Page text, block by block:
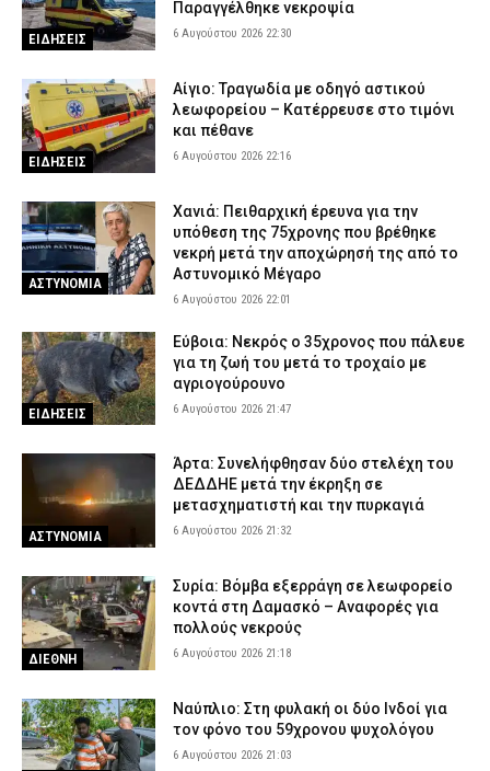
ΕΙΔΗΣΕΙΣ
Παραγγέλθηκε νεκροψία
6 Αυγούστου 2026 22:30
ΕΙΔΗΣΕΙΣ
Αίγιο: Τραγωδία με οδηγό αστικού
λεωφορείου – Κατέρρευσε στο τιμόνι
και πέθανε
6 Αυγούστου 2026 22:16
ΑΣΤΥΝΟΜΙΑ
Χανιά: Πειθαρχική έρευνα για την
υπόθεση της 75χρονης που βρέθηκε
νεκρή μετά την αποχώρησή της από το
Αστυνομικό Μέγαρο
6 Αυγούστου 2026 22:01
ΕΙΔΗΣΕΙΣ
Εύβοια: Νεκρός ο 35χρονος που πάλευε
για τη ζωή του μετά το τροχαίο με
αγριογούρουνο
6 Αυγούστου 2026 21:47
ΑΣΤΥΝΟΜΙΑ
Άρτα: Συνελήφθησαν δύο στελέχη του
ΔΕΔΔΗΕ μετά την έκρηξη σε
μετασχηματιστή και την πυρκαγιά
6 Αυγούστου 2026 21:32
ΔΙΕΘΝΗ
Συρία: Βόμβα εξερράγη σε λεωφορείο
κοντά στη Δαμασκό – Αναφορές για
πολλούς νεκρούς
6 Αυγούστου 2026 21:18
Ναύπλιο: Στη φυλακή οι δύο Ινδοί για
τον φόνο του 59χρονου ψυχολόγου
6 Αυγούστου 2026 21:03